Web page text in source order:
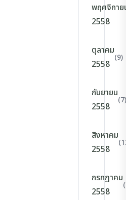
พฤศจิกาย
2558
ตุลาคม
2558
(9)
กันยายน
2558
(7)
สิงหาคม
2558
กรกฎาคม
2558